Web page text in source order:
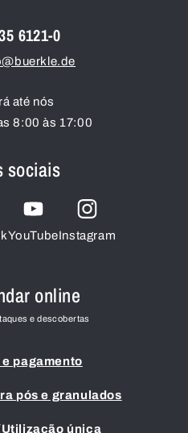
6121-0
até nós
8:00 às 17:00
sociais
YouTubeInstagram
online
e descobertas
pagamento
pós e granulados
única